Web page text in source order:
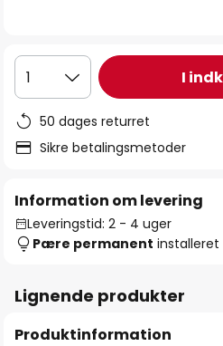
1 I
50 dages returret
Sikre betalingsmetoder
Information om levering
Leveringstid: 2 - 4 uger
Pære permanent installeret
Lignende produkter
Produktinformation